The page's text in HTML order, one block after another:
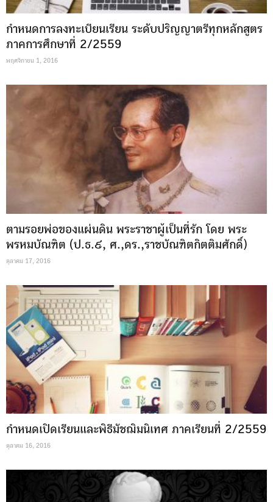
กำหนดการลงทะเบียนเรียน ระดับปริญญาตรีทุกหลักสูตร
ภาคการศึกษาที่ 2/2559
พฤศจิกายน 1, 2016
ตามรอยพ่อของแผ่นดิน พระราชาผู้เป็นที่รัก โดย พระ
พรหมบัณฑิต (ป.ธ.๙, ศ.,ดร.,ราชบัณฑิตกิตติมศักดิ์)
ตุลาคม 17, 2016
กำหนดเปิดเรียนและพิธีมัชฌิมนิเทศ ภาคเรียนที่ 2/2559
ตุลาคม 16, 2016